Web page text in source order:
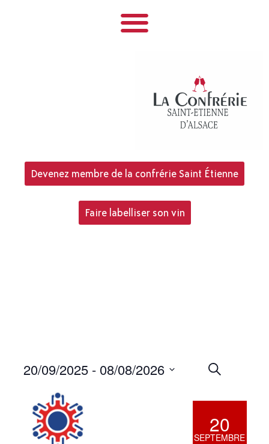
Devenez membre de la confrérie Saint Étienne
Faire labelliser son vin
Events
Search
and
Search
20/09/2025 - 08/08/2026
SEPTEMBRE
20